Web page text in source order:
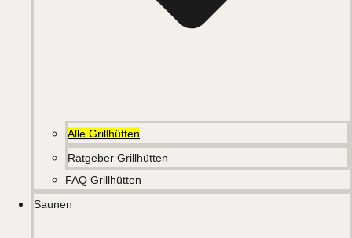
Alle Grillhütten
Ratgeber Grillhütten
FAQ Grillhütten
Saunen